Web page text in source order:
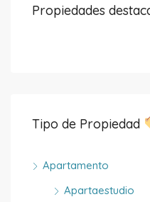
Propiedades
Tipo de Propiedad
Apartamento
Apartaestudio